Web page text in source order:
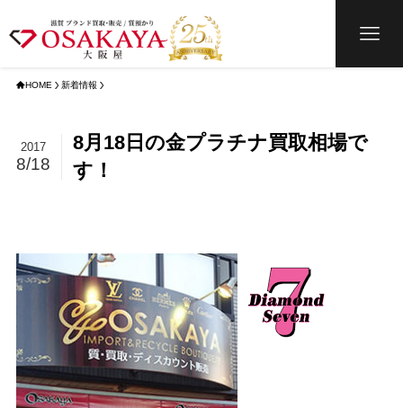
HOME 新着情報
8月18日の金プラチナ買取相場で
す！
2017
8/18